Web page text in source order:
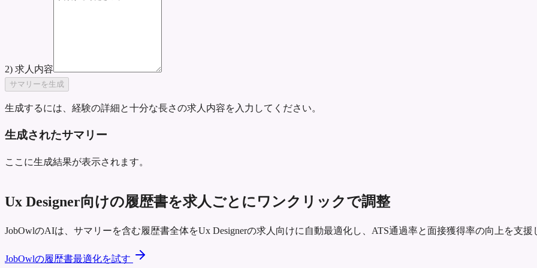
2) 求人内容
サマリーを生成
生成するには、経験の詳細と十分な長さの求人内容を入力してください。
生成されたサマリー
ここに生成結果が表示されます。
Ux Designer向けの履歴書を求人ごとにワンクリックで調整
JobOwlのAIは、サマリーを含む履歴書全体をUx Designerの求人向けに自動最適化し、ATS通過率と面接獲得率の向上を支援
JobOwlの履歴書最適化を試す